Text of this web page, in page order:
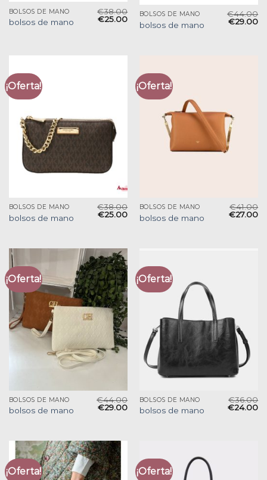
BOLSOS DE MANO
bolsos de mano
€38.00
€25.00 BOLSOS DE MANO
bolsos de mano
€44.00
€29.00
¡Oferta!
BOLSOS DE MANO
bolsos de mano
€38.00
€25.00
¡Oferta!
BOLSOS DE MANO
bolsos de mano
€41.00
€27.00
¡Oferta!
BOLSOS DE MANO
bolsos de mano
€44.00
€29.00
¡Oferta!
BOLSOS DE MANO
bolsos de mano
€36.00
€24.00
¡Oferta! ¡Oferta!